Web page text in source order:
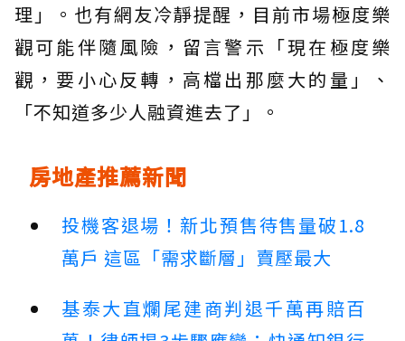
理」。也有網友冷靜提醒，目前市場極度樂
觀可能伴隨風險，留言警示「現在極度樂
觀，要小心反轉，高檔出那麼大的量」、
「不知道多少人融資進去了」。
房地產推薦新聞
投機客退場！新北預售待售量破1.8
萬戶 這區「需求斷層」賣壓最大
基泰大直爛尾建商判退千萬再賠百